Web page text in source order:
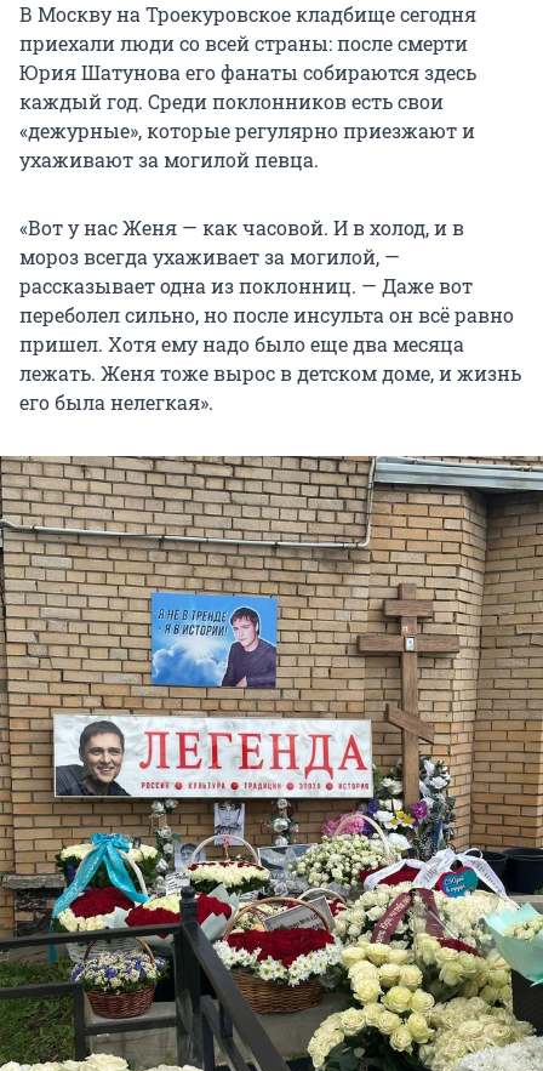
В Москву на Троекуровское кладбище сегодня
приехали люди со всей страны: после смерти
Юрия Шатунова его фанаты собираются здесь
каждый год. Среди поклонников есть свои
«дежурные», которые регулярно приезжают и
ухаживают за могилой певца.
«Вот у нас Женя — как часовой. И в холод, и в
мороз всегда ухаживает за могилой, —
рассказывает одна из поклонниц. — Даже вот
переболел сильно, но после инсульта он всё равно
пришел. Хотя ему надо было еще два месяца
лежать. Женя тоже вырос в детском доме, и жизнь
его была нелегкая».